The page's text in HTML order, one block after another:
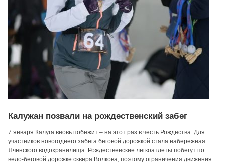
Калужан позвали на рождественский забег
7 января Калуга вновь побежит – на этот раз в честь Рождества. Для
участников новогоднего забега беговой дорожкой стала набережная
Яченского водохранилища. Рождественские легкоатлеты побегут по
вело-беговой дорожке сквера Волкова, поэтому ограничения движения